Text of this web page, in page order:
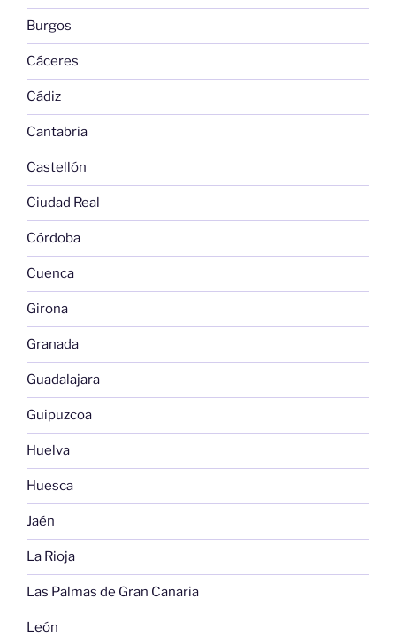
Burgos
Cáceres
Cádiz
Cantabria
Castellón
Ciudad Real
Córdoba
Cuenca
Girona
Granada
Guadalajara
Guipuzcoa
Huelva
Huesca
Jaén
La Rioja
Las Palmas de Gran Canaria
León